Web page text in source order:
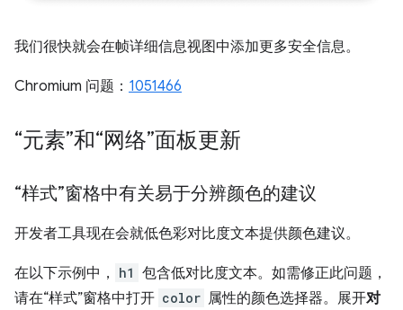
我们很快就会在帧详细信息视图中添加更多安全信息。
Chromium 问题： 1051466
“元素”和“网络”面板更新
“样式”窗格中有关易于分辨颜色的建议
开发者工具现在会就低色彩对比度文本提供颜色建议。
在以下示例中， h1 包含低对比度文本。如需修正此问题，
请在“样式”窗格中打开 color 属性的颜色选择器。展开对